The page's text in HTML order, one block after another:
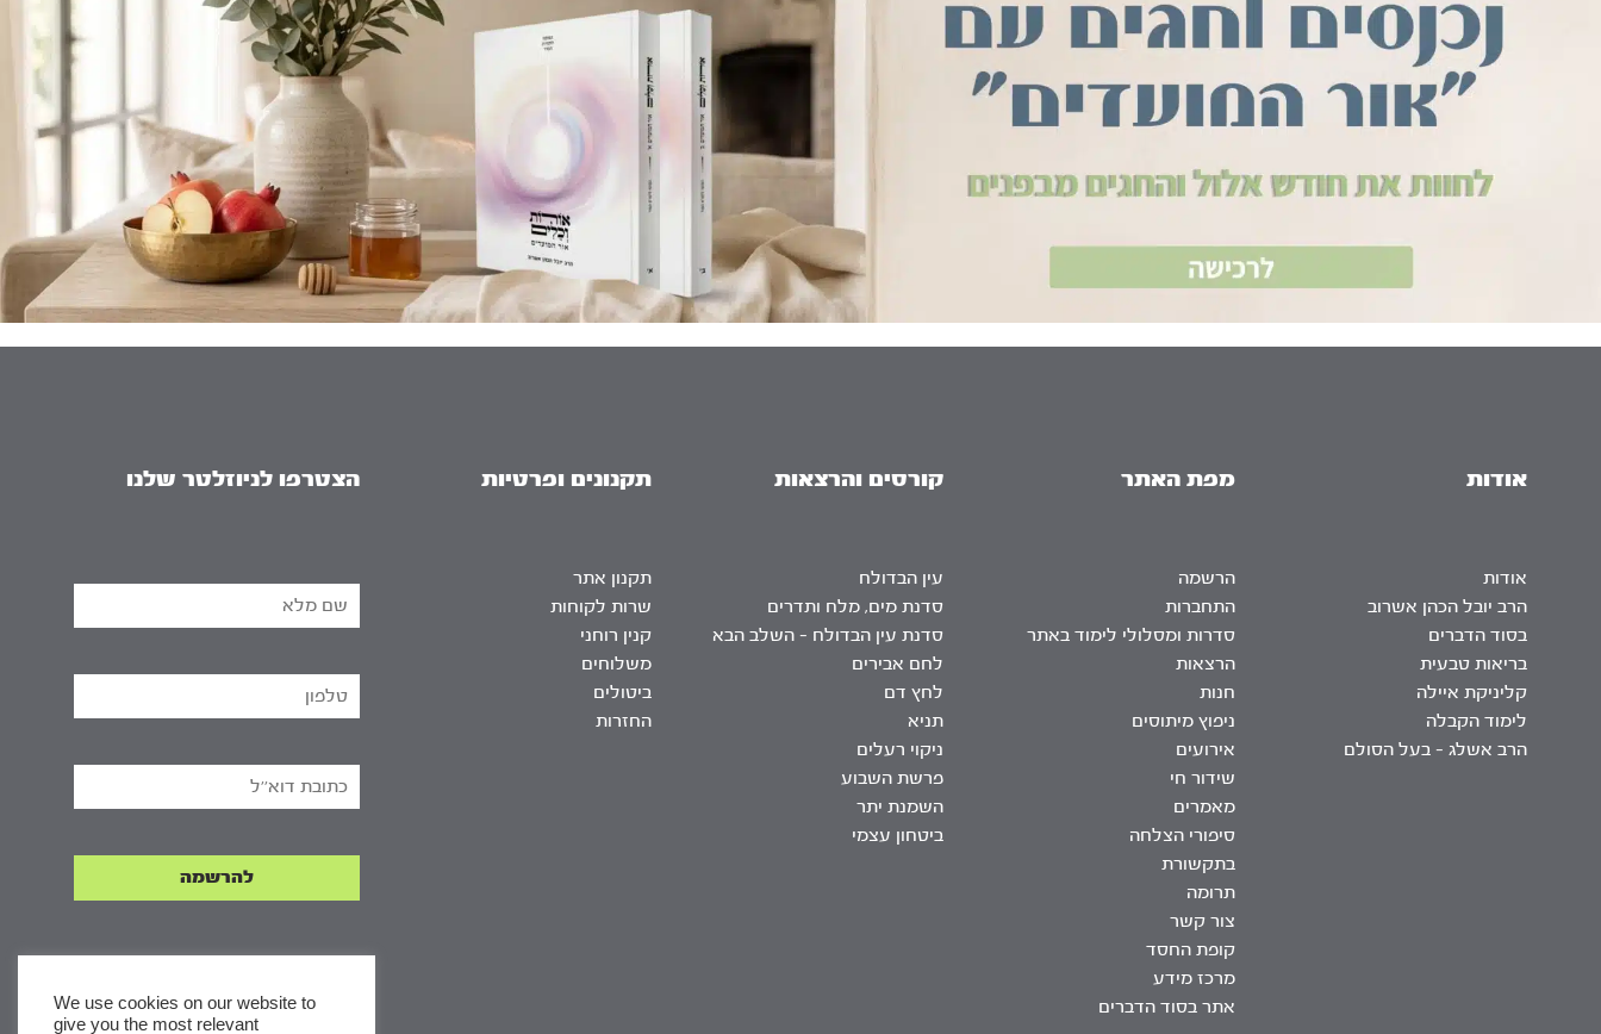
אודות
אודות
הרב יובל הכהן אשרוב
בסוד הדברים
בריאות טבעית
קליניקת איילה
לימוד הקבלה
הרב אשלג – בעל הסולם
מפת האתר
הרשמה
התחברות
סדרות ומסלולי לימוד באתר
הרצאות
חנות
ניפוץ מיתוסים
אירועים
שידור חי
מאמרים
סיפורי הצלחה
בתקשורת
תרומה
צור קשר
קופת החסד
מרכז מידע
אתר בסוד הדברים
קורסים והרצאות
עין הבדולח
סדנת מים, מלח ותדרים
סדנת עין הבדולח – השלב הבא
לחם אבירים
לחץ דם
תניא
ניקוי רעלים
פרשת השבוע
השמנת יתר
ביטחון עצמי
תקנונים ופרטיות
תקנון אתר
שרות לקוחות
קנין רוחני
משלוחים
ביטולים
החזרות
הצטרפו לניוזלטר שלנו
We use cookies on our website to
give you the most relevant